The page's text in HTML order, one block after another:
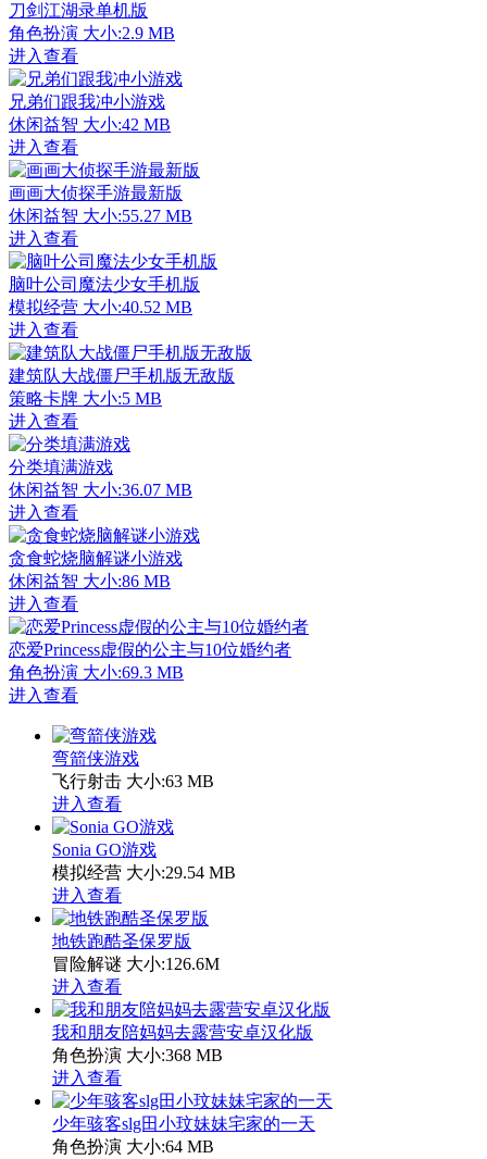
刀剑江湖录单机版
角色扮演 大小:2.9 MB
进入查看
兄弟们跟我冲小游戏
休闲益智 大小:42 MB
进入查看
画画大侦探手游最新版
休闲益智 大小:55.27 MB
进入查看
脑叶公司魔法少女手机版
模拟经营 大小:40.52 MB
进入查看
建筑队大战僵尸手机版无敌版
策略卡牌 大小:5 MB
进入查看
分类填满游戏
休闲益智 大小:36.07 MB
进入查看
贪食蛇烧脑解谜小游戏
休闲益智 大小:86 MB
进入查看
恋爱Princess虚假的公主与10位婚约者
角色扮演 大小:69.3 MB
进入查看
弯箭侠游戏
飞行射击 大小:63 MB
进入查看
Sonia GO游戏
模拟经营 大小:29.54 MB
进入查看
地铁跑酷圣保罗版
冒险解谜 大小:126.6M
进入查看
我和朋友陪妈妈去露营安卓汉化版
角色扮演 大小:368 MB
进入查看
少年骇客slg田小玟妹妹宅家的一天
角色扮演 大小:64 MB